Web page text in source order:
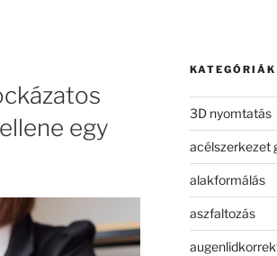
egy
KATEGÓRIÁK
3D nyomtatás
acélszerkezet
alakformálás
aszfaltozás